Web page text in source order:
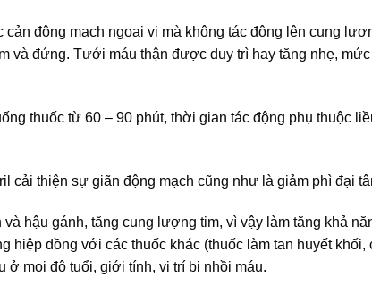
động mạch ngoại vi mà không tác động lên cung
và đứng. Tưới máu thận được duy trì hay tăng nhẹ,
thuốc từ 60 – 90 phút, thời gian tác động phụ thuộc
cải thiện sự giãn động mạch cũng như là giảm phì đại
hậu gánh, tăng cung lượng tim, vì vậy làm tăng khả
hiệp đồng với các thuốc khác (thuốc làm tan huyết khối,
ở mọi độ tuổi, giới tính, vị trí bị nhồi máu.